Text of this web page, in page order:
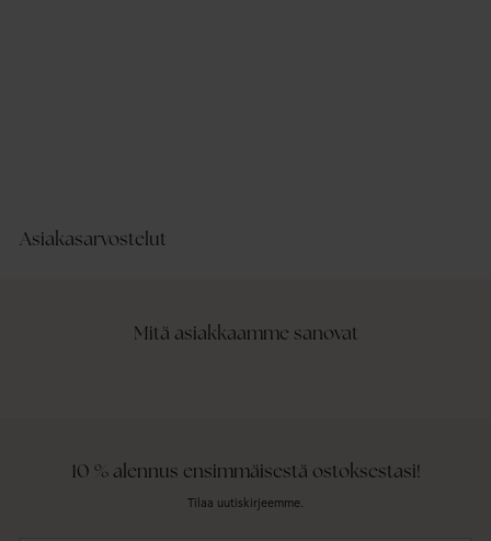
Asiakasarvostelut
Mitä asiakkaamme sanovat
10 % alennus ensimmäisestä ostoksestasi!
Tilaa uutiskirjeemme.